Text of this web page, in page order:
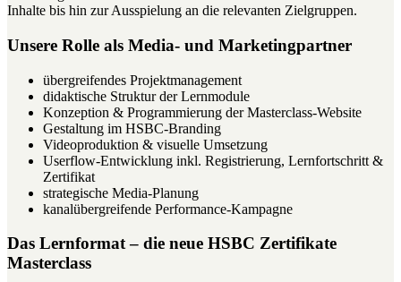
Inhalte bis hin zur Ausspielung an die relevanten Zielgruppen.
Unsere Rolle als Media- und Marketingpartner
übergreifendes Projektmanagement
didaktische Struktur der Lernmodule
Konzeption & Programmierung der Masterclass-Website
Gestaltung im HSBC-Branding
Videoproduktion & visuelle Umsetzung
Userflow-Entwicklung inkl. Registrierung, Lernfortschritt &
Zertifikat
strategische Media-Planung
kanalübergreifende Performance-Kampagne
Das Lernformat – die neue HSBC Zertifikate
Masterclass